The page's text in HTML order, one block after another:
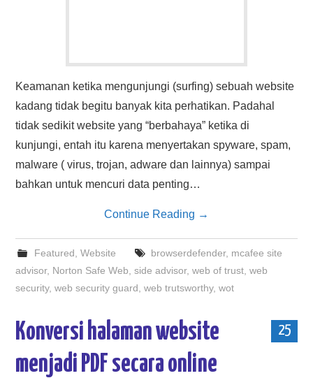
Keamanan ketika mengunjungi (surfing) sebuah website
kadang tidak begitu banyak kita perhatikan. Padahal
tidak sedikit website yang “berbahaya” ketika di
kunjungi, entah itu karena menyertakan spyware, spam,
malware ( virus, trojan, adware dan lainnya) sampai
bahkan untuk mencuri data penting…
Continue Reading →
Featured Website browserdefender, mcafee site
advisor, Norton Safe Web ,side advisor,web of trust ,web
security,web security guard ,web trutsworthy,wot
25
Konversi halaman website
menjadi PDF secara online